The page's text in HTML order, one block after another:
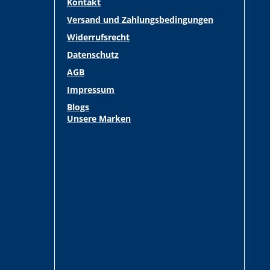
Versand und Zahlungsbedingungen
Widerrufsrecht
Datenschutz
AGB
Impressum
Blogs
Unsere Marken